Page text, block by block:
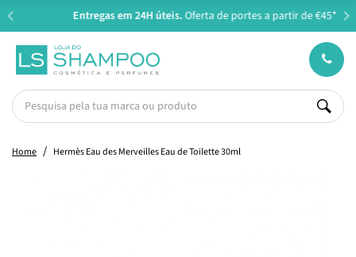
Entregas em 24H úteis. Oferta de portes a partir de €45*
Home Hermès Eau des Merveilles Eau de Toilette 30ml